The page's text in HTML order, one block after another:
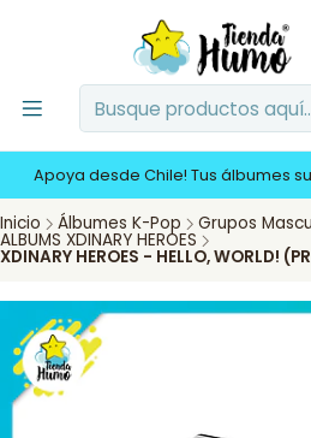
Apoya desde Chile! Tus álbumes
Inicio Álbumes K-Pop Grupos
ALBUMS XDINARY HEROES
XDINARY HEROES - HELLO, WORLD!